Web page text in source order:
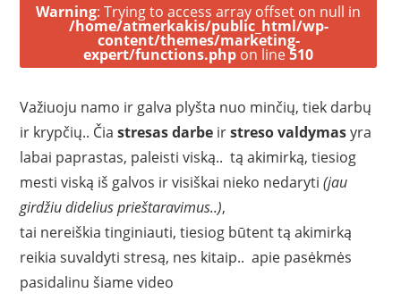
Warning: Trying to access array offset on null in
/home/atmerkakis/public_html/wp-
content/themes/marketing-
expert/functions.php on line510
Važiuoju namo ir galva plyšta nuo minčių, tiek darbų
ir krypčių.. Čiastresas darbe irstreso valdymasyra
labai paprastas, paleisti viską.. tą akimirką, tiesiog
mesti viską iš galvos ir visiškai nieko nedaryti(jau
girdžiu didelius prieštaravimus..),
tai nereiškia tinginiauti, tiesiog būtent tą akimirką
reikia suvaldyti stresą, nes kitaip.. apie pasėkmės
pasidalinu šiame video